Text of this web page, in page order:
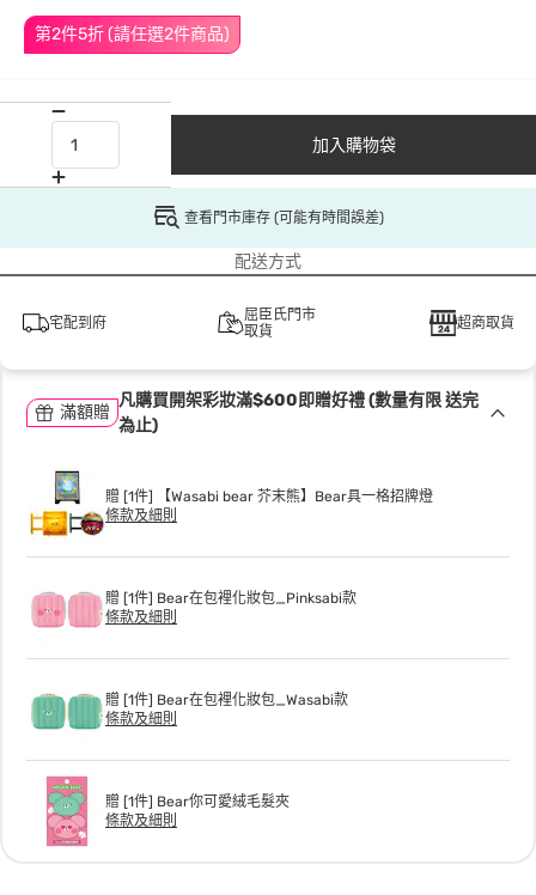
第2件5折 (請任選2件商品)
加入購物袋
查看門市庫存 (可能有時間誤差)
配送方式
宅配到府
屈臣氏門市
取貨
超商取貨
滿額贈
凡購買開架彩妝滿$600即贈好禮 (數量有限 送完
為止)
贈 [1件] 【Wasabi bear 芥末熊】Bear具一格招牌燈
條款及細則
贈 [1件] Bear在包裡化妝包_Pinksabi款
條款及細則
贈 [1件] Bear在包裡化妝包_Wasabi款
條款及細則
贈 [1件] Bear你可愛絨毛髮夾
條款及細則